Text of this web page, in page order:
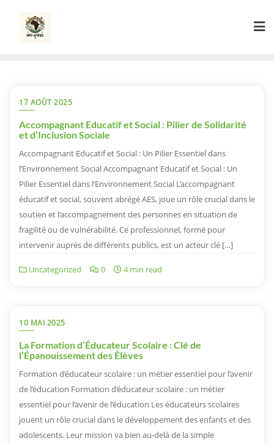
content
17 AOÛT 2025
Accompagnant Educatif et Social : Pilier de Solidarité
et d’Inclusion Sociale
Accompagnant Educatif et Social : Un Pilier Essentiel dans
l’Environnement Social Accompagnant Educatif et Social : Un
Pilier Essentiel dans l’Environnement Social L’accompagnant
éducatif et social, souvent abrégé AES, joue un rôle crucial dans le
soutien et l’accompagnement des personnes en situation de
fragilité ou de vulnérabilité. Ce professionnel, formé pour
intervenir auprès de différents publics, est un acteur clé […]
Uncategorized 0 4 min read
10 MAI 2025
La Formation d’Éducateur Scolaire : Clé de
l’Épanouissement des Élèves
Formation d’éducateur scolaire : un métier essentiel pour l’avenir
de l’éducation Formation d’éducateur scolaire : un métier
essentiel pour l’avenir de l’éducation Les éducateurs scolaires
jouent un rôle crucial dans le développement des enfants et des
adolescents. Leur mission va bien au-delà de la simple